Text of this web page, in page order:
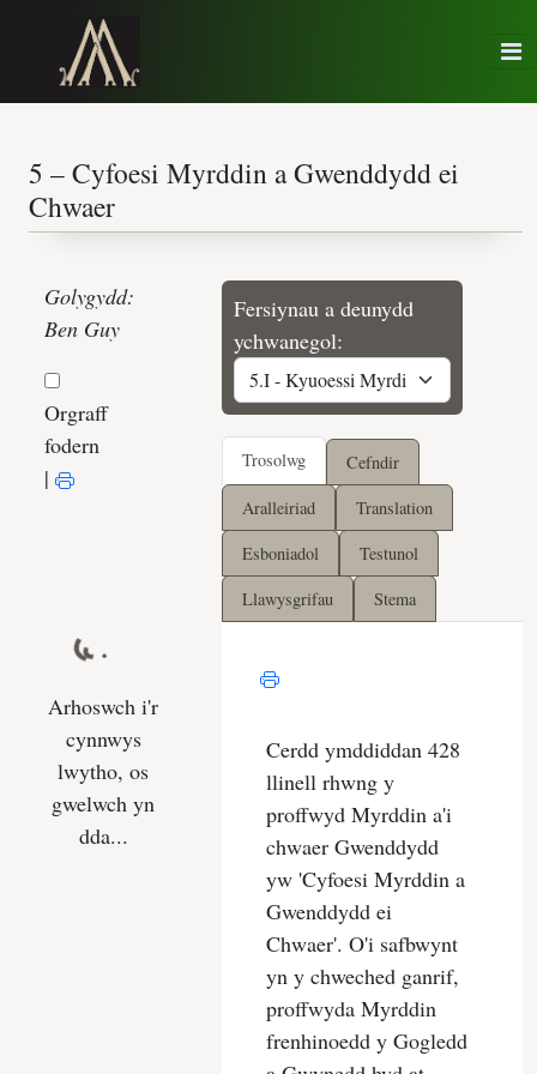
Golygydd:
Ben Guy
Orgraff
fodern
|
Arhoswch i'r
cynnwys
lwytho, os
gwelwch yn
dda...
Fersiynau a deunydd
ychwanegol:
Trosolwg
Cefndir
Aralleiriad
Translation
Esboniadol
Testunol
Llawysgrifau
Stema